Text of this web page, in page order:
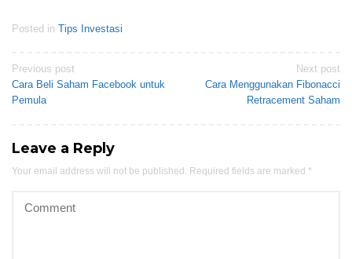
Posted in Tips Investasi
Post
navigation
Previous post
Cara Beli Saham Facebook untuk
Pemula
Next post
Cara Menggunakan Fibonacci
Retracement Saham
Leave a Reply
Your email address will not be published. Required fields are marked *